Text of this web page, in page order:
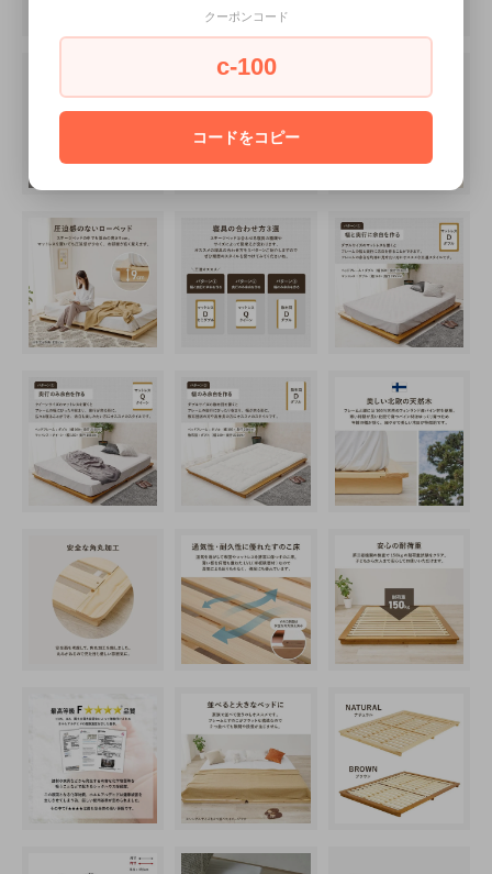
クーポンコード
c-100
コードをコピー